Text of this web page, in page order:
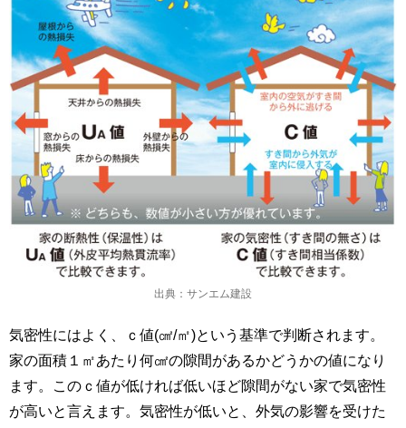
出典：サンエム建設
気密性にはよく、ｃ値(㎠/㎡)という基準で判断されます。
家の面積１㎡あたり何㎠の隙間があるかどうかの値になり
ます。このｃ値が低ければ低いほど隙間がない家で気密性
が高いと言えます。気密性が低いと、外気の影響を受けた